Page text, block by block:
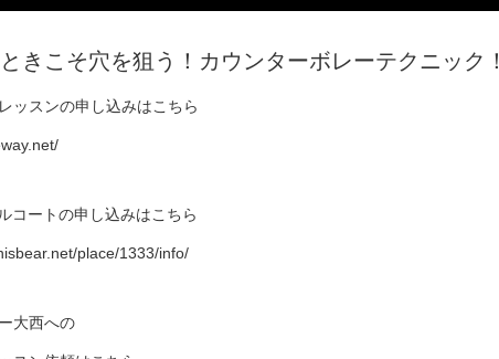
きこそ穴を狙う！カウンターボレーテクニック！
ッスンの申し込みはこちら
コートの申し込みはこちら
place/1333/info/
大西への